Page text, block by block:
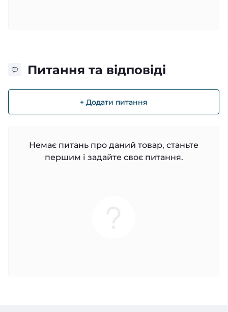
Питання та відповіді
+ Додати питання
Немає питань про даний товар, станьте
першим і задайте своє питання.